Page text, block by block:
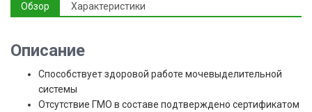
Обзор Характеристики
Описание
Способствует здоровой работе мочевыделительной
системы
Отсутствие ГМО в составе подтверждено сертификатом